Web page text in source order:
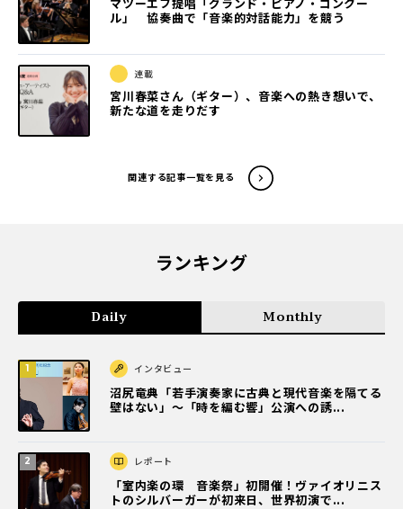
マツーエフ提唱「グランド・ピアノ・コンクー
ル」 協奏曲で「音楽的対話能力」を競う
連載
宮川春菜さん（ギター）、音楽への熱き想いで、
新たな道を走りだす
関連する記事一覧を見る
ランキング
Daily Monthly
インタビュー
沼尻竜典「若手演奏家に古典と現代音楽を隔てる
壁はない」～「時を編む響」公演への誘...
レポート
「室内楽の環 音楽祭」初開催！ヴァイオリニス
トのシルバーガーが初来日、世界初演で...